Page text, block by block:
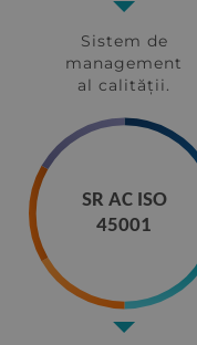
Sistem de
management
al calității.
SR AC ISO
45001